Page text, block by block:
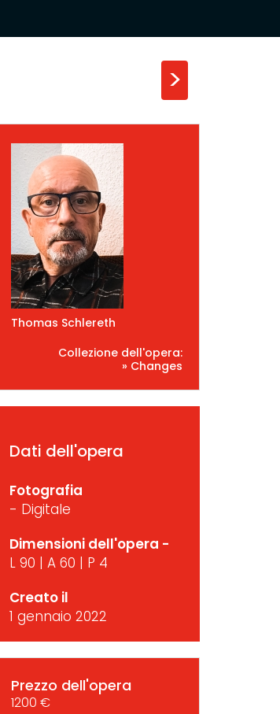
>
Thomas Schlereth
Collezione dell'opera:
» Changes
Dati dell'opera
Fotografia
- Digitale
Dimensioni dell'opera -
L 90 | A 60 | P 4
Creato il
1 gennaio 2022
Prezzo dell'opera
1200 €